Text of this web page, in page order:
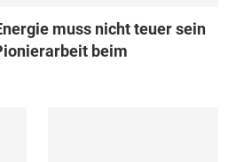
muss nicht teuer sein
beim